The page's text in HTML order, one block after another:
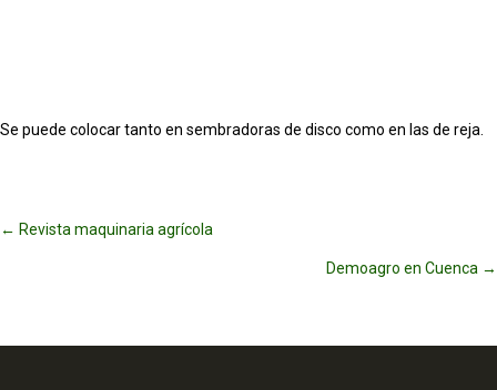
Se puede colocar tanto en sembradoras de disco como en las de reja.
Posts
← Revista maquinaria agrícola
Demoagro en Cuenca →